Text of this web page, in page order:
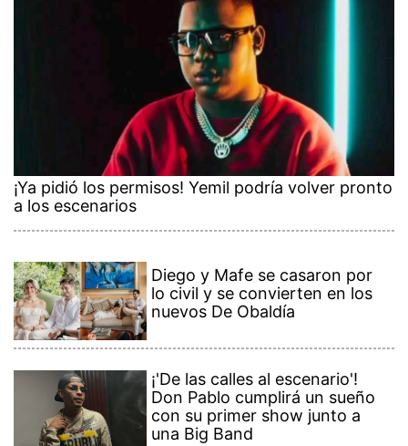
¡Ya pidió los permisos! Yemil podría volver pronto
a los escenarios
Diego y Mafe se casaron por
lo civil y se convierten en los
nuevos De Obaldía
¡'De las calles al escenario'!
Don Pablo cumplirá un sueño
con su primer show junto a
una Big Band